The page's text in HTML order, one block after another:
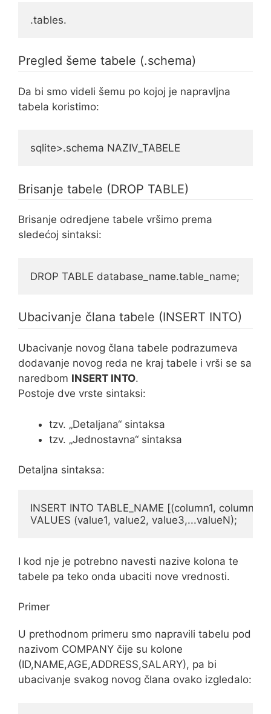
.tables.
Pregled šeme tabele (.schema)
Da bi smo videli šemu po kojoj je napravljna
tabela koristimo:
sqlite>.schema NAZIV_TABELE
Brisanje tabele (DROP TABLE)
Brisanje odredjene tabele vršimo prema
sledećoj sintaksi:
DROP TABLE database_name.table_name;
Ubacivanje člana tabele (INSERT INTO)
Ubacivanje novog člana tabele podrazumeva
dodavanje novog reda ne kraj tabele i vrši se sa
naredbom INSERT INTO.
Postoje dve vrste sintaksi:
tzv. „Detaljana“ sintaksa
tzv. „Jednostavna“ sintaksa
Detaljna sintaksa:
INSERT INTO TABLE_NAME [(column1,
VALUES (value1, value2, value3,...valueN);
I kod nje je potrebno navesti nazive kolona te
tabele pa teko onda ubaciti nove vrednosti.
Primer
U prethodnom primeru smo napravili tabelu pod
nazivom COMPANY čije su kolone
(ID,NAME,AGE,ADDRESS,SALARY), pa bi
ubacivanje svakog novog člana ovako izgledalo: